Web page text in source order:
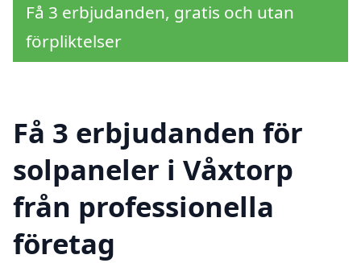
Få 3 erbjudanden, gratis och utan
förpliktelser
Få 3 erbjudanden för
solpaneler i Våxtorp
från professionella
företag